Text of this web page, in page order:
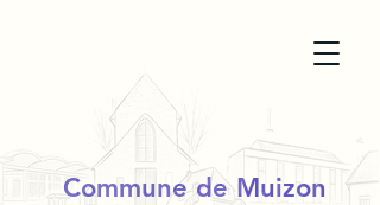
Commune de Muizon